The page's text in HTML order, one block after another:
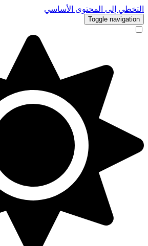
التخطي إلى المحتوى الأساسي
Toggle navigation